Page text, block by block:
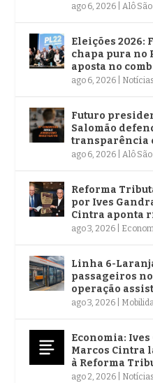
ago 6, 2026 |Alô
Eleições 2026:
chapa pura no
aposta no
ago 6, 2026 Notícias
Futuro
Salomão
transparência
ago 6, 2026 |Alô
Reforma
por Ives
Cintra aponta
ago 3, 2026
Linha 6-
passageiros
operação
ago 3, 2026
Economia:
Marcos Cintra
à Reforma
ago 2, 2026 Notícias